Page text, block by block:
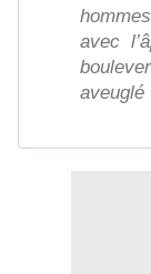
avec
aveuglé